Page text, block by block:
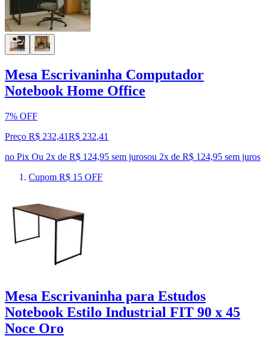
Mesa Escrivaninha Computador
Notebook Home Office
7% OFF
Preço R$ 232,41R$ 232,41
no Pix Ou 2x de R$ 124,95 sem jurosou 2x de R$ 124,95 sem juros
Cupom R$ 15 OFF
Mesa Escrivaninha para Estudos
Notebook Estilo Industrial FIT 90 x 45
Noce Oro